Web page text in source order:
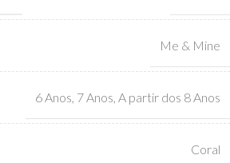
Me & Mine
6 Anos 7 Anos A partir dos 8 Anos
Coral